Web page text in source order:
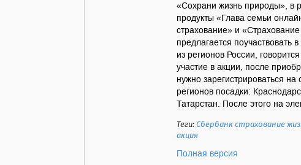
«Сохрани жизнь природы», в
продукты «Глава семьи
страхование» и
предлагается
из регионов России,
участие в акции, после
нужно зарегистрироваться
регионов посадки:
Татарстан. После этого на
Теги:Сбербанк страхование
акция
Полная версия